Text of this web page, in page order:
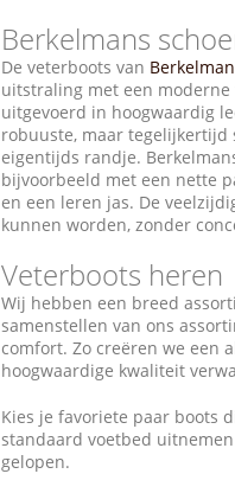
Berkelmans
De veterboots van
uitstraling met een moderne
uitgevoerd in hoogwaardig
robuuste, maar tegelijkertijd
eigentijds randje.
bijvoorbeeld met een nette
en een leren jas. De
kunnen worden, zonder
Veterboots heren
Wij hebben een breed
samenstellen van ons
comfort. Zo creëren we een
hoogwaardige kwaliteit
Kies je favoriete paar boots
standaard voetbed
gelopen.